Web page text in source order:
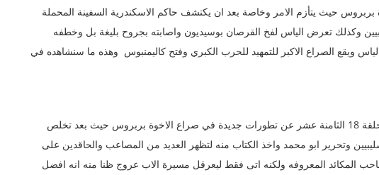
حيث يتأزم الامر وخاصة بعد ان يكتشف حاكم الاسكندرية السفينة المحملة
وكذلك تعرض الياس لفخ القرصان بوسيديون واصابته بجروح بليغة بل وخطفه
الياس ويقع الصراع الاكبر للتمهيد للحرب الكبري وفتح كاليمنبوس وهذه ما سنشاهده في
وتدور احداث الحلقة مسلسل بربروس الحلقة 18 الثامنة عشر عن تطورات جديدة في صراع الاخوة بربروس حيث بعد تخلص
وتحرير ابو محمد واخذ الكتاب منه لتظهر العديد من المصاعب والحاقدين على
المكائد المعروفه ولكنه اتى فقط ليعرقل مسيرة الاب عروج ظنا منه انه افضل